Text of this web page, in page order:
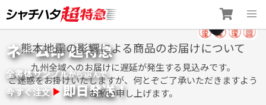
to
content
ネーム印 超特急
全書体サンプルから選んで
今すぐ注文 即日発送！
熊本地震の影響による商品のお届けについて
九州全域へのお届けに遅延が発生する見込みです。
ご迷惑をお掛けいたしますが、何とぞご了承いただきますよう
お願い申し上げます。